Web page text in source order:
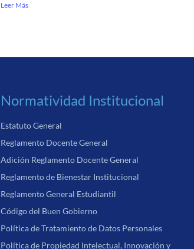
Leer Más
Normatividad Institucional
Estatuto General
Reglamento Docente General
Adición Reglamento Docente General
Reglamento de Bienestar Institucional
Reglamento General Estudiantil
Código del Buen Gobierno
Política de Tratamiento de Datos Personales
Política de Propiedad Intelectual, Innovación y